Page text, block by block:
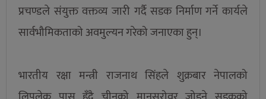
प्रचण्डले संयुक्त वक्तव्य जारी गर्दै सडक निर्माण गर्ने कार्यले
सार्वभौमिकताको अवमुल्यन गरेको जनाएका हुन्।
भारतीय रक्षा मन्त्री राजनाथ सिंहले शुक्रबार नेपालको